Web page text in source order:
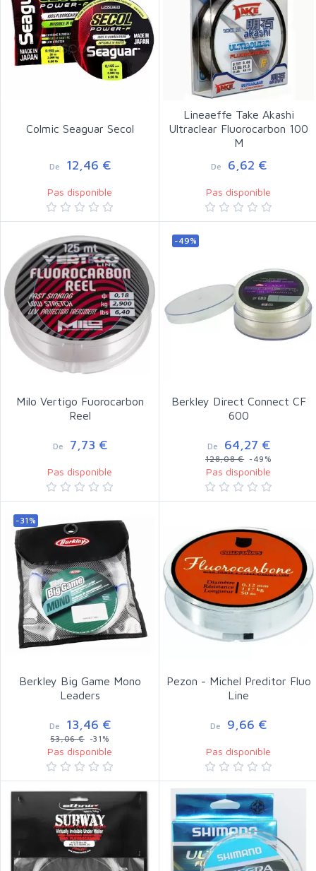
Colmic Seaguar Secol
De 12,46 €
Pas disponible
Lineaeffe Take Akashi
Ultraclear Fluorocarbon 100
M
De 6,62 €
Pas disponible
Milo Vertigo Fuorocarbon
Reel
De 7,73 €
Pas disponible
-49%
Berkley Direct Connect CF
600
De 64,27 €
128,08 €-49%
Pas disponible
-31%
Berkley Big Game Mono
Leaders
De 13,46 €
53,06 €-31%
Pas disponible
Pezon - Michel Preditor Fluo
Line
De 9,66 €
Pas disponible